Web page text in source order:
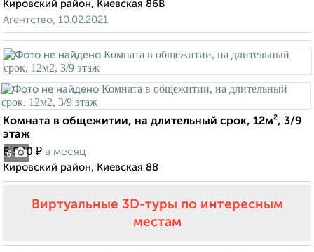
Кировский район, Киевская 86В
Агентство, 10.02.2021
6
Комната в общежитии, на длительный срок, 12м², 3/9
этаж
8 500 ₽ в месяц
Кировский район, Киевская 88
Виртуальные 3D-туры по интересным
местам